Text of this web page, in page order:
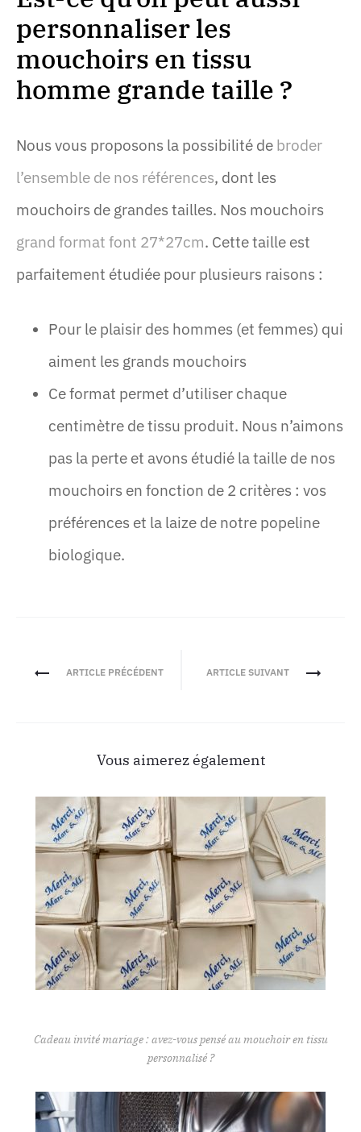
personnaliser les
mouchoirs en tissu
homme grande taille ?
Nous vous proposons la possibilité de broder
l’ensemble de nos références, dont les
mouchoirs de grandes tailles. Nos mouchoirs
grand format font 27*27cm. Cette taille est
parfaitement étudiée pour plusieurs raisons :
Pour le plaisir des hommes (et femmes) qui
aiment les grands mouchoirs
Ce format permet d’utiliser chaque
centimètre de tissu produit. Nous n’aimons
pas la perte et avons étudié la taille de nos
mouchoirs en fonction de 2 critères : vos
préférences et la laize de notre popeline
biologique.
Navigation
ARTICLE PRÉCÉDENT ARTICLE SUIVANT
Vous aimerez également
Cadeau invité mariage : avez-vous pensé au mouchoir en tissu
personnalisé ?